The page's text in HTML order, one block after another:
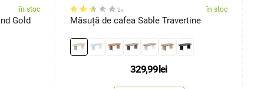
în stoc
Gold
2x în stoc
Măsuță de cafea Sable Travertine
329,99lei